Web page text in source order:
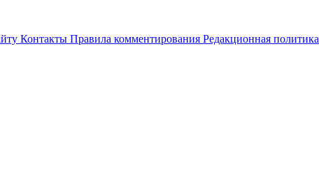
Контакты Правила комментирования Редакционная политика